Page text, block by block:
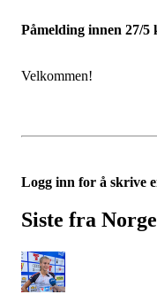
Påmelding innen 27/5
Velkommen!
Logg inn for å skrive
Siste fra